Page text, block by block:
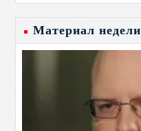
Материал недели